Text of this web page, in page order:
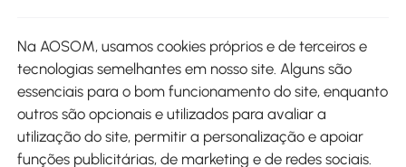
Métodos de pagamento
Na AOSOM, usamos cookies próprios e de terceiros e
tecnologias semelhantes em nosso site. Alguns são
essenciais para o bom funcionamento do site, enquanto
outros são opcionais e utilizados para avaliar a
utilização do site, permitir a personalização e apoiar
funções publicitárias, de marketing e de redes sociais.